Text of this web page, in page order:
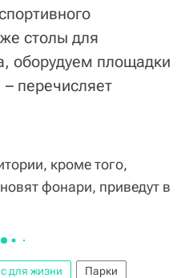
столы для
оборудуем площадки
перечисляет
кроме того,
фонари, приведут в
для жизни
Парки